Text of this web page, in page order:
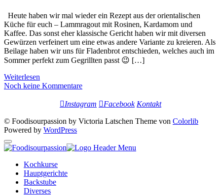
Heute haben wir mal wieder ein Rezept aus der orientalischen
Küche für euch – Lammragout mit Rosinen, Kardamom und
Kaffee. Das sonst eher klassische Gericht haben wir mit diversen
Gewürzen verfeinert um eine etwas andere Variante zu kreieren. Als
Beilage haben wir uns für Fladenbrot entschieden, welches auch im
Sommer perfekt zum Gegrillten passt 😉 […]
Weiterlesen
Noch keine Kommentare
Instagram Facebook Kontakt
© Foodisourpassion by Victoria Latschen Theme von Colorlib
Powered by WordPress
Kochkurse
Hauptgerichte
Backstube
Diverses